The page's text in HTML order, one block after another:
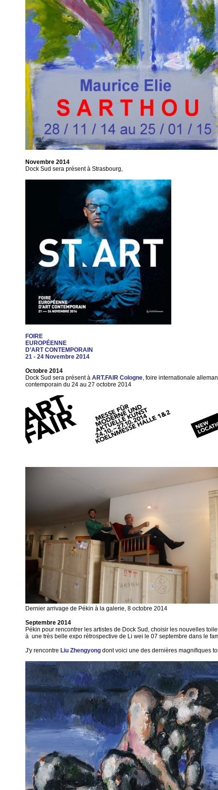
Novembre 2014
Dock Sud sera présent à Strasbourg,
FOIRE
EUROPÉENNE
D’ART CONTEMPORAIN
21 - 24 Novembre 2014
Octobre 2014
Dock Sud sera présent à ART.FAIR Cologne, foire internationale
contemporain du 24 au 27 octobre 2014
Dernier arrivage de Pékin à la galerie, 8 octobre 2014
Septembre 2014
Pékin pour rencontrer les artistes de Dock Sud, choisir les nouvelles
à une très belle expo rétrospective de Li wei le 07 septembre dans le
J'y rencontre Liu Zhengyong dont voici une des dernières magnifiques